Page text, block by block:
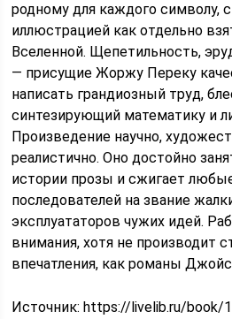
родному для каждого символу,
иллюстрацией как отдельно
Вселенной. Щепетильность,
— присущие Жоржу Переку
написать грандиозный труд,
синтезирующий математику и
Произведение научно,
реалистично. Оно достойно
истории прозы и сжигает
последователей на звание
эксплуататоров чужих идей.
внимания, хотя не производит
впечатления, как романы
Источник: https://livelib.ru/book/